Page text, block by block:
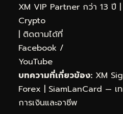
XM VIP Partner กว่า 13 ปี
Crypto
| ติดตามได้ที่
Facebook /
YouTube
บทความที่เกี่ยวข้อง: XM
Forex | SiamLanCard — เ
การเงินและอาชีพ